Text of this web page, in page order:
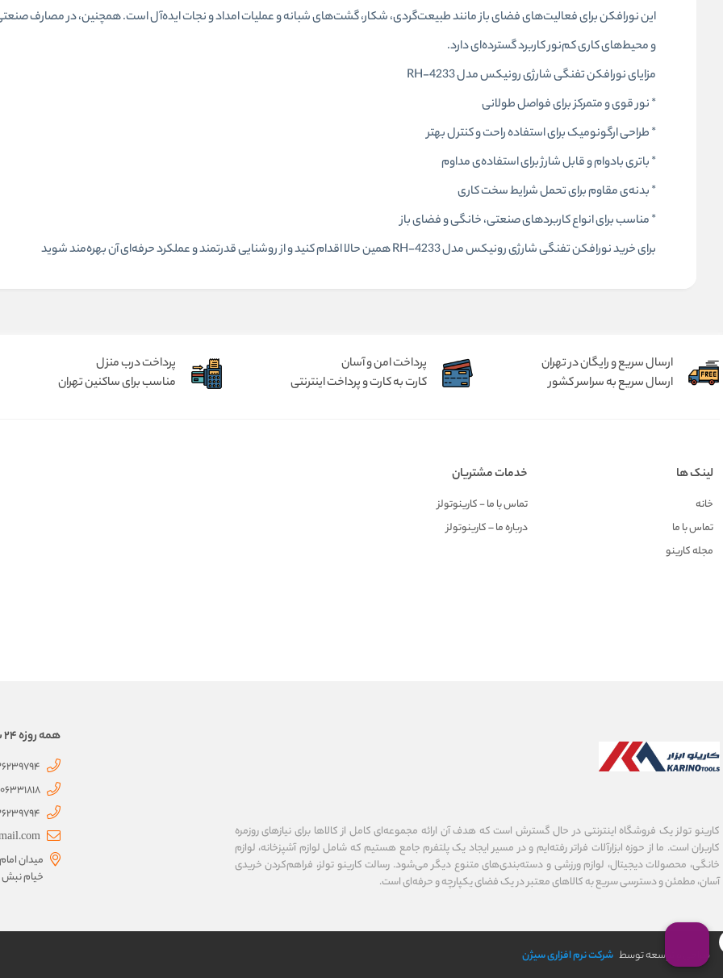
این نورافکن برای فعالیت‌های فضای باز مانند طبیعت‌گردی، شکار، گشت‌های شبانه و عملیات امداد و نجات ایده‌آل است. همچنین، در مصارف
و محیط‌های کاری کم‌نور کاربرد گسترده‌ای دارد.
مزایای نورافکن تفنگی شارژی رونیکس مدل RH-4233
* نور قوی و متمرکز برای فواصل طولانی
* طراحی ارگونومیک برای استفاده راحت و کنترل بهتر
* باتری بادوام و قابل شارژ برای استفاده‌ی مداوم
* بدنه‌ی مقاوم برای تحمل شرایط سخت کاری
* مناسب برای انواع کاربردهای صنعتی، خانگی و فضای باز
برای خرید نورافکن تفنگی شارژی رونیکس مدل RH-4233 همین حالا اقدام کنید و از روشنایی قدرتمند و عملکرد حرفه‌ای آن بهره‌مند شوید
ارسال سریع و رایگان در تهران
ارسال سریع به سراسر کشور
پرداخت امن و آسان
کارت به کارت و پرداخت اینترنتی
پرداخت درب منزل
مناسب برای ساکنین تهران
لینک ها
خانه
تماس با ما
مجله کارینو
خدمات مشتریان
تماس با ما - کارینوتولز
درباره ما – کارینوتولز
کارینو تولز یک فروشگاه اینترنتی در حال گسترش است که هدف آن ارائه مجموعه‌ای کامل از کالاها برای نیازهای روزمره
کاربران است. ما از حوزه ابزارآلات فراتر رفته‌ایم و در مسیر ایجاد یک پلتفرم جامع هستیم که شامل لوازم آشپزخانه، لوازم
خانگی، محصولات دیجیتال، لوازم ورزشی و دسته‌بندی‌های متنوع دیگر می‌شود. رسالت کارینو تولز، فراهم‌کردن خریدی
آسان، مطمئن و دسترسی سریع به کالاهای معتبر در یک فضای یکپارچه و حرفه‌ای است.
همه روزه 24 ساعته همراهتیم
میدان
خیام نبش
طراحی و توسعه توسط شرکت نرم افزاری سیژن